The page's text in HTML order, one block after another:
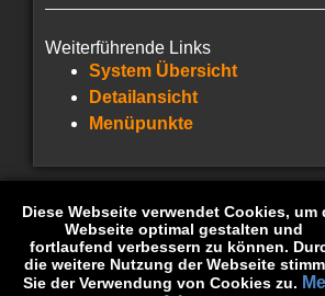
Weiterführende Links
System Übersicht
Detailansicht
Menüpunkte
Regeln AGB Datenschutz
Banner Impressum
Diese Webseite verwendet Cookies, um
Webseite optimal gestalten und
fortlaufend verbessern zu können.
die weitere Nutzung der Webseite
Sie der Verwendung von Cookies zu.